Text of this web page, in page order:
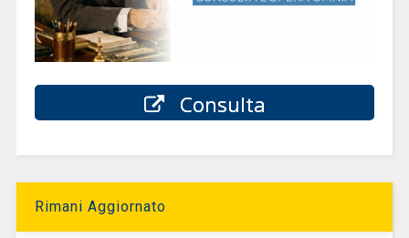
Consulta
Rimani Aggiornato